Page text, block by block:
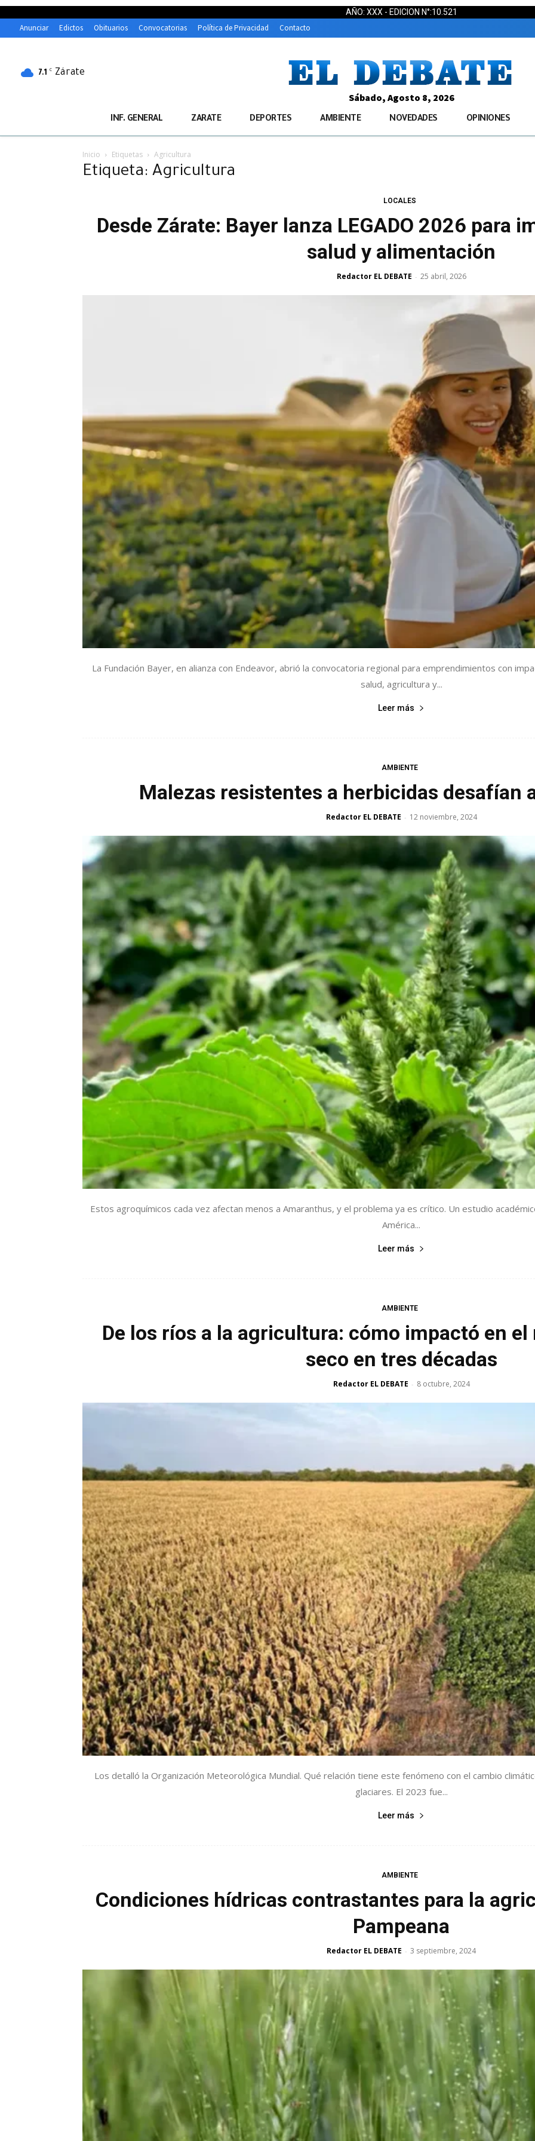
AÑO: XXX - EDICION N°:10.521
Anunciar Edictos Obituarios Convocatorias Política de Privacidad Contacto
7.1 C Zárate
Sábado, Agosto 8, 2026
INF. GENERAL ZARATE DEPORTES AMBIENTE NOVEDADES OPINIONES
Inicio Etiquetas Agricultura
Etiqueta: Agricultura
LOCALES
Desde Zárate: Bayer lanza LEGADO 2026 para
salud y alimentación
Redactor EL DEBATE - 25 abril, 2026
La Fundación Bayer, en alianza con Endeavor, abrió la convocatoria regional para emprendimientos con
salud, agricultura y...
Leer más
AMBIENTE
Malezas resistentes a herbicidas desafían
Redactor EL DEBATE - 12 noviembre, 2024
Estos agroquímicos cada vez afectan menos a Amaranthus, y el problema ya es crítico. Un estudio
América...
Leer más
AMBIENTE
De los ríos a la agricultura: cómo impactó en
seco en tres décadas
Redactor EL DEBATE - 8 octubre, 2024
Los detalló la Organización Meteorológica Mundial. Qué relación tiene este fenómeno con el cambio
glaciares. El 2023 fue...
Leer más
AMBIENTE
Condiciones hídricas contrastantes para la
Pampeana
Redactor EL DEBATE - 3 septiembre, 2024